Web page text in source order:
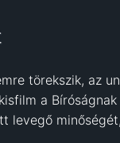
törekszik, az
a
levegő